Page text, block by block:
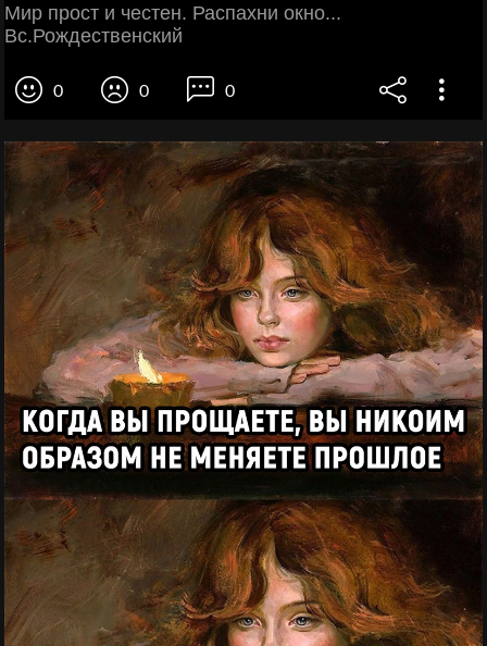
Мир прост и честен. Распахни окно...
Вс.Рождественский
0 0 0